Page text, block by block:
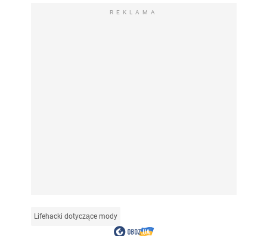
REKLAMA
Lifehacki dotyczące mody